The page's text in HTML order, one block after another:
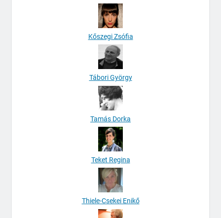
Kőszegi Zsófia
Tábori György
Tamás Dorka
Teket Regina
Thiele-Csekei Enikő